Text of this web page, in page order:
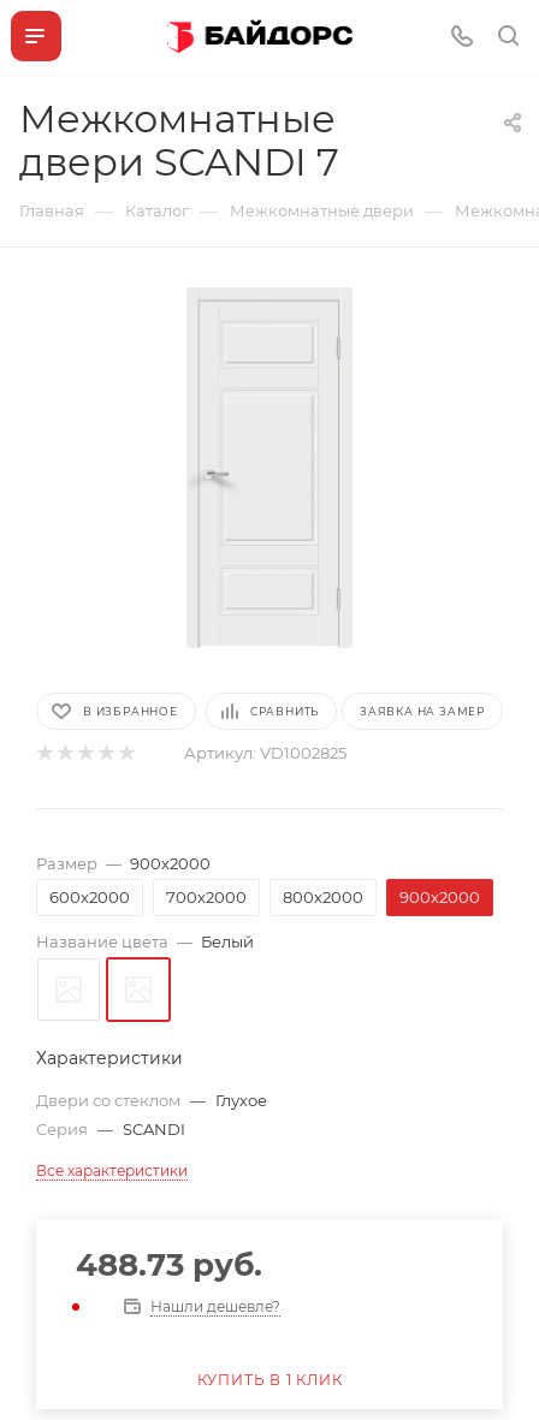
Межкомнатные
двери SCANDI 7
Главная — Каталог — Межкомнатные двери —
В ИЗБРАННОЕ СРАВНИТЬ ЗАЯВКА НА ЗАМЕР
Артикул: VD1002825
Размер — 900х2000
600х2000
700х2000 800х2000 900х2000
Название цвета — Белый
Характеристики
Двери со стеклом — Глухое
Серия — SCANDI
Все характеристики
488.73 руб.
Нашли дешевле?
КУПИТЬ В 1 КЛИК